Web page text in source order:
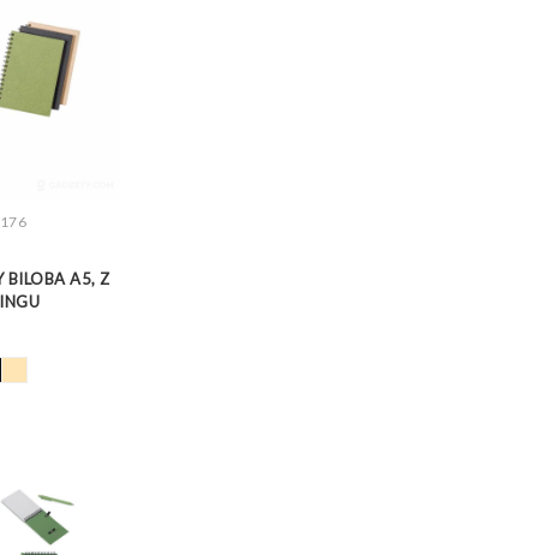
WIĘCEJ
BILOBA A5, Z